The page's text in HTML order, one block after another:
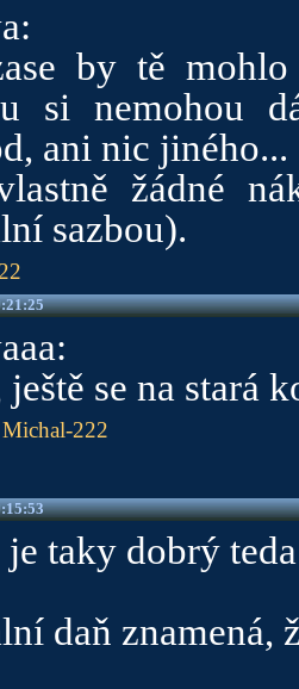
by tě
si nemohou
ani nic jiného...
žádné
sazbou).
se na stará
Michal-222
je taky dobrý
daň znamená,